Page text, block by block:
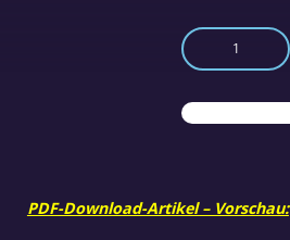
Rätsel
um
Polwechsel
Menge
PDF-Download-Artikel – Vorschau: